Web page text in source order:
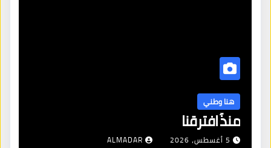
هنا وطني
منذُ افترقنا
5 أغسطس، 2026 ALMADAR